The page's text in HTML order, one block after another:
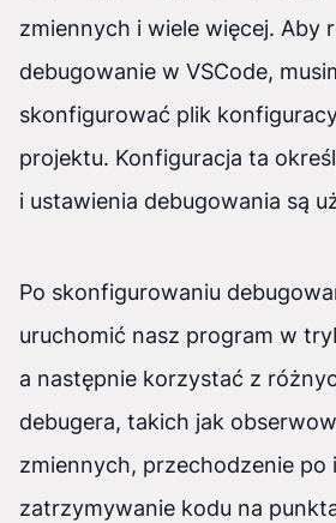
zmiennych i wiele więcej. Aby
debugowanie w VSCode,
skonfigurować plik
projektu. Konfiguracja ta
i ustawienia debugowania są
Po skonfigurowaniu
uruchomić nasz program w
a następnie korzystać z
debugera, takich jak
zmiennych, przechodzenie po
zatrzymywanie kodu na